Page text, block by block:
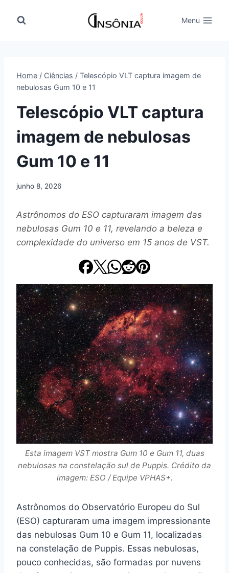
para
Menu
Home / Ciências / Telescópio VLT captura imagem de
nebulosas Gum 10 e 11
Telescópio VLT captura
imagem de nebulosas
Gum 10 e 11
junho 8, 2026
Astrônomos do ESO capturaram imagem das
nebulosas Gum 10 e 11, revelando a beleza e
complexidade do universo em 15 anos de VST.
Esta imagem VST mostra Gum 10 e Gum 11, duas
nebulosas na constelação sul de Puppis. Crédito da
imagem: ESO / Equipe VPHAS+.
Astrônomos do Observatório Europeu do Sul
(ESO) capturaram uma imagem impressionante
das nebulosas Gum 10 e Gum 11, localizadas
na constelação de Puppis. Essas nebulosas,
pouco conhecidas, são formadas por nuvens